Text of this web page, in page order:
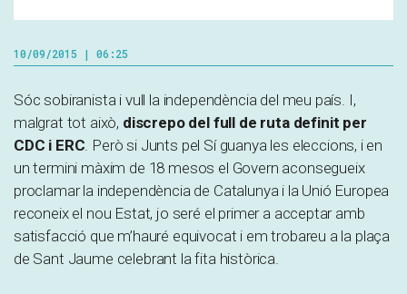
10/09/2015 | 06:25
Sóc sobiranista i vull la independència del meu país. I,
malgrat tot això, discrepo del full de ruta definit per
CDC i ERC. Però si Junts pel Sí guanya les eleccions, i en
un termini màxim de 18 mesos el Govern aconsegueix
proclamar la independència de Catalunya i la Unió Europea
reconeix el nou Estat, jo seré el primer a acceptar amb
satisfacció que m’hauré equivocat i em trobareu a la plaça
de Sant Jaume celebrant la fita històrica.